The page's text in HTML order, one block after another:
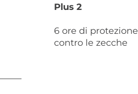
Plus 2
6 ore di protezione
contro le zecche